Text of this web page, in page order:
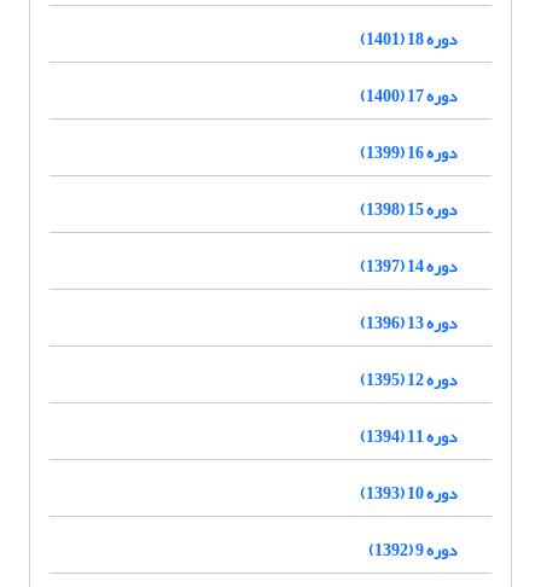
دوره 18 (1401)
دوره 17 (1400)
دوره 16 (1399)
دوره 15 (1398)
دوره 14 (1397)
دوره 13 (1396)
دوره 12 (1395)
دوره 11 (1394)
دوره 10 (1393)
دوره 9 (1392)